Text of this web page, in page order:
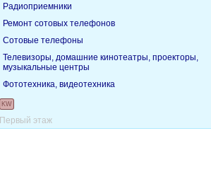
Радиоприемники
Ремонт сотовых телефонов
Сотовые телефоны
Телевизоры, домашние кинотеатры, проекторы,
музыкальные центры
Фототехника, видеотехника
KW
Первый этаж